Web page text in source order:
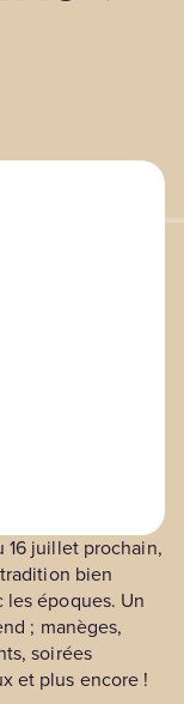
16 juillet prochain,
bien
époques. Un
; manèges,
soirées
et plus encore !